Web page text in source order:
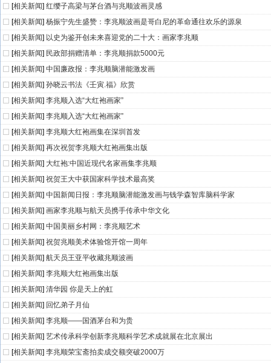
[相关新闻] 红缨子高梁与茅台酒与兆顺波画灵感
[相关新闻] 杨振宁先生盛赞：李兆顺波画是哥白尼的革命通往欢乐的源泉
[相关新闻] 以史为鉴开创未来喜迎党的二十大：画家李兆顺
[相关新闻] 民政部捐赠清单：李兆顺捐款5000元
[相关新闻] 中国廉政报：李兆顺脑潜能激发画
[相关新闻] 孙晓云书法《壬寅.福》欣赏
[相关新闻] 李兆顺入选“大红袍画家”
[相关新闻] 李兆顺入选“大红袍画家”
[相关新闻] 李兆顺大红袍画集在深圳首发
[相关新闻] 再次祝贺李兆顺大红袍画集出版
[相关新闻] 大红袍:中国近现代名家画集李兆顺
[相关新闻] 祝贺王大中获国家科学技术最高奖
[相关新闻] 中国新闻日报：李兆顺脑潜能激发画与钱学森智库脑科学家
[相关新闻] 画家李兆顺与航天员携手传承中华文化
[相关新闻] 中国美丽乡村网：李兆顺艺术
[相关新闻] 祝贺兆顺美术体验馆开馆一周年
[相关新闻] 航天员王亚平收藏兆顺波画
[相关新闻] 李兆顺大红袍画集出版
[相关新闻] 清华园 你是天上的虹
[相关新闻] 回忆弟子月仙
[相关新闻] 李兆顺——国酒茅台和为贵
[相关新闻] 艺术传承科学创新李兆顺科学艺术成就展在北京展出
[相关新闻] 李兆顺荣宝斋拍卖成交额突破2000万